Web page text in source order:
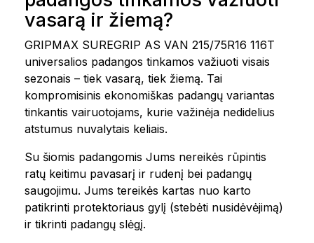
vasarą ir žiemą?
GRIPMAX SUREGRIP AS VAN 215/75R16 116T
universalios padangos tinkamos važiuoti visais
sezonais – tiek vasarą, tiek žiemą. Tai
kompromisinis ekonomiškas padangų variantas
tinkantis vairuotojams, kurie važinėja nedidelius
atstumus nuvalytais keliais.
Su šiomis padangomis Jums nereikės rūpintis
ratų keitimu pavasarį ir rudenį bei padangų
saugojimu. Jums tereikės kartas nuo karto
patikrinti protektoriaus gylį (stebėti nusidėvėjimą)
ir tikrinti padangų slėgį.